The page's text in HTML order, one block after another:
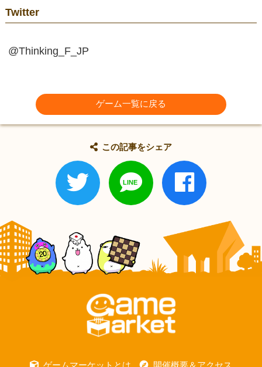
Twitter
@Thinking_F_JP
ゲーム一覧に戻る
この記事をシェア